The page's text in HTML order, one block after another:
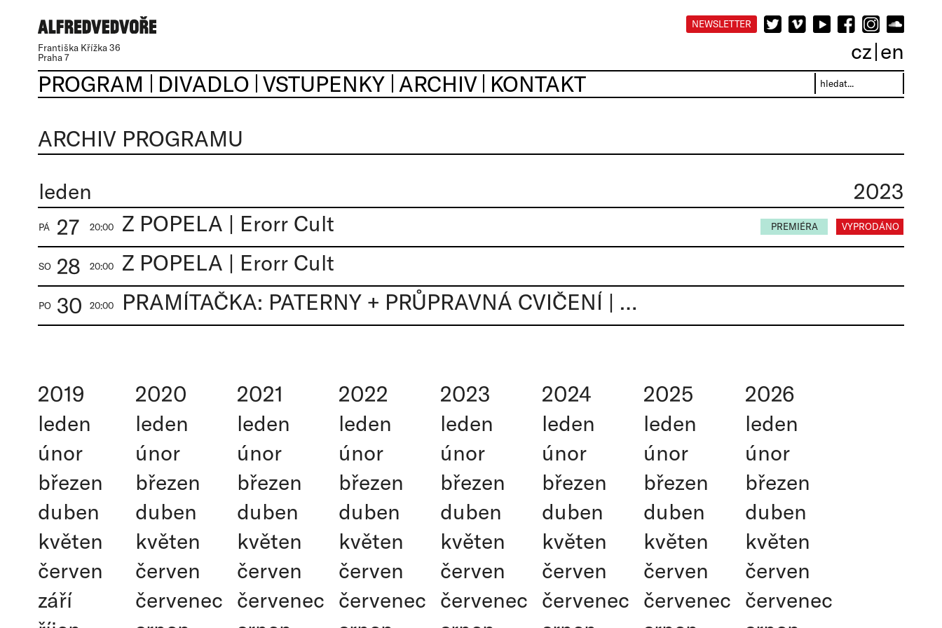
Františka Křížka 36
Praha 7
NEWSLETTER
cz en
PROGRAM
DIVADLO VSTUPENKY ARCHIV KONTAKT
ARCHIV PROGRAMU
leden
2023
PÁ 27 20:00 Z POPELA | Erorr Cult PREMIÉRA VYPRODÁNO
SO 28 20:00 Z POPELA | Erorr Cult
PO 30 20:00 PRAMÍTAČKA: PATERNY + PRŮPRAVNÁ CVIČENÍ | Jan Kulka
2019
leden
únor
březen
duben
květen
červen
září
2020
leden
únor
březen
duben
květen
červen
červenec
2021
leden
únor
březen
duben
květen
červen
červenec
2022
leden
únor
březen
duben
květen
červen
červenec
2023
leden
únor
březen
duben
květen
červen
červenec
2024
leden
únor
březen
duben
květen
červen
červenec
2025
leden
únor
březen
duben
květen
červen
červenec
2026
leden
únor
březen
duben
květen
červen
červenec